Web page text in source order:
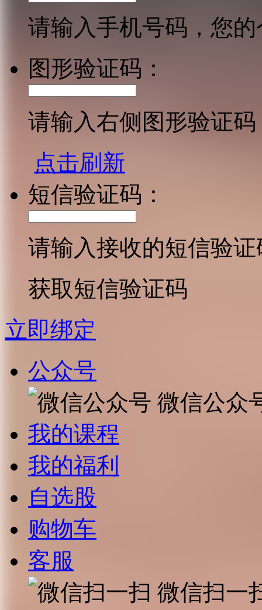
请输入手机号码，您
图形验证码：
请输入右侧图形验证码
点击刷新
短信验证码：
请输入接收的短信验证
获取短信验证码
立即绑定
公众号
微信公众
我的课程
我的福利
自选股
购物车
客服
微信扫一